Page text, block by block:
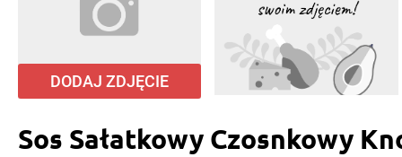
DODAJ ZDJĘCIE
Sos Sałatkowy Czosnkowy